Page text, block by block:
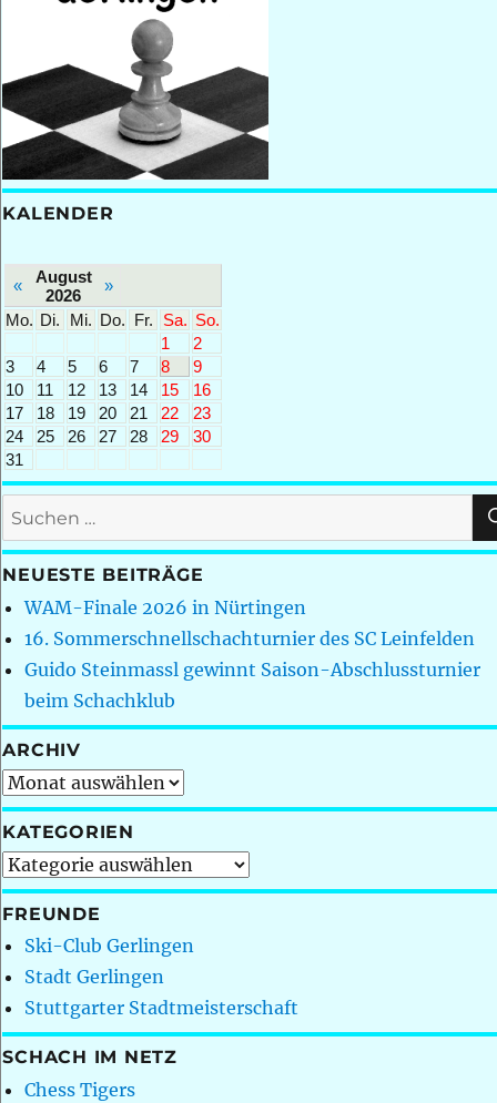
KALENDER
«
August
2026
»
Mo. Di. Mi. Do. Fr. Sa. So.
1
2
3
4 5 6 7 8
9
10
11 12 13 14 15
16
17
18 19 20 21 22
23
24
25 26 27 28 29
30
31
Suchen
nach:
NEUESTE BEITRÄGE
WAM-Finale 2026 in Nürtingen
16. Sommerschnellschachturnier des SC Leinfelden
Guido Steinmassl gewinnt Saison-Abschlussturnier
beim Schachklub
ARCHIV
Archiv
KATEGORIEN
Kategorien
FREUNDE
Ski-Club Gerlingen
Stadt Gerlingen
Stuttgarter Stadtmeisterschaft
SCHACH IM NETZ
Chess Tigers